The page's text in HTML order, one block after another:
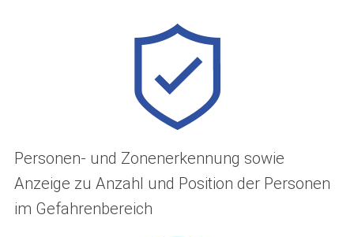
Personen- und Zonenerkennung sowie
Anzeige zu Anzahl und Position der Personen
im Gefahrenbereich